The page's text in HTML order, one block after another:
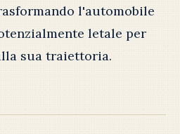
l'automobile
letale per
sua traiettoria.